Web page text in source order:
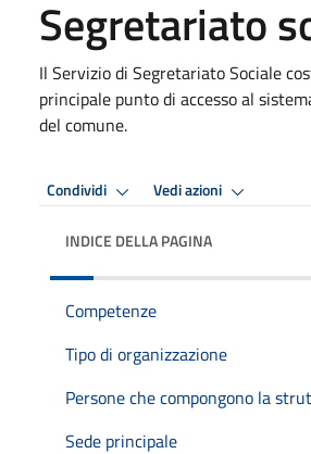
Segretariato
Il Servizio di Segretariato Sociale
principale punto di accesso al
del comune.
Condividi Vedi azioni
INDICE DELLA PAGINA
Competenze
Tipo di organizzazione
Persone che compongono la
Sede principale